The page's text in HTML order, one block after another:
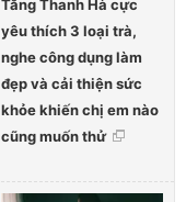
Tăng Thanh Hà cực
yêu thích 3 loại trà,
nghe công dụng làm
đẹp và cải thiện sức
khỏe khiến chị em nào
cũng muốn thử